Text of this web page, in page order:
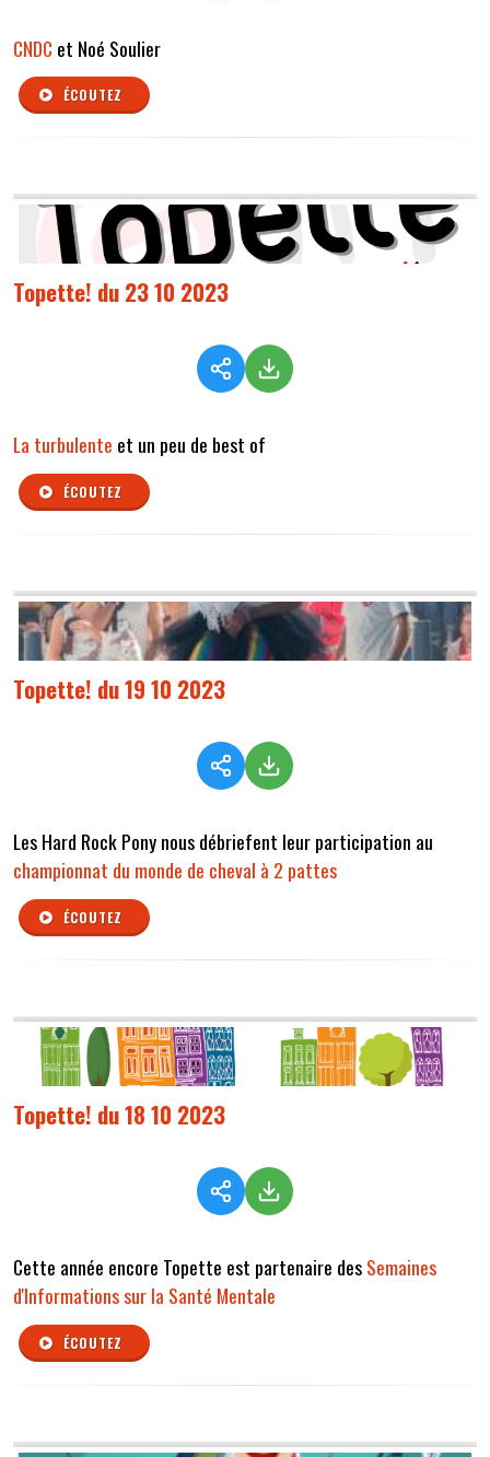
CNDC et Noé Soulier
ÉCOUTEZ
Topette! du 23 10 2023
La turbulente et un peu de best of
ÉCOUTEZ
Topette! du 19 10 2023
Les Hard Rock Pony nous débriefent leur participation au
championnat du monde de cheval à 2 pattes
ÉCOUTEZ
Topette! du 18 10 2023
Cette année encore Topette est partenaire desSemaines
d'Informations sur la Santé Mentale
ÉCOUTEZ